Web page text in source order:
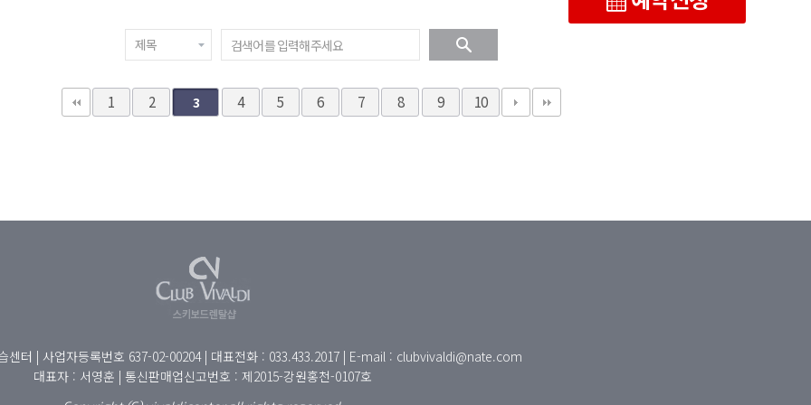
1 2 3 4 5 6 7 8 9 10
다음
센터 | 사업자등록번호 637-02-00204 | 대표전화 : 033.433.2017 | E-mail : clubvivaldi@nate.com
대표자 : 서영훈 | 통신판매업신고번호 : 제2015-강원홍천-0107호